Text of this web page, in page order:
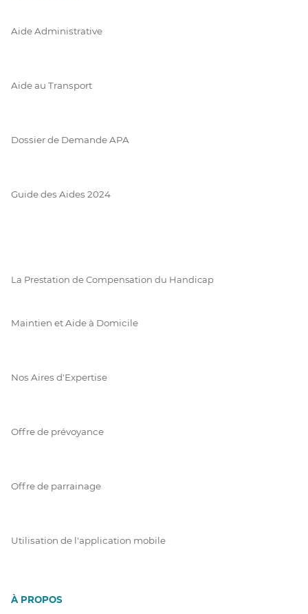
Aide Administrative
Aide au Transport
Dossier de Demande APA
Guide des Aides 2024
La Prestation de Compensation du Handicap
Maintien et Aide à Domicile
Nos Aires d'Expertise
Offre de prévoyance
Offre de parrainage
Utilisation de l'application mobile
À PROPOS